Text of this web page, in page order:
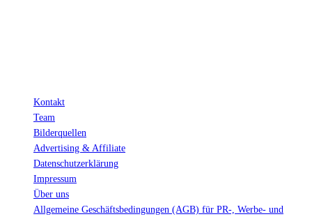
Kontakt
Team
Bilderquellen
Advertising & Affiliate
Datenschutzerklärung
Impressum
Über uns
Allgemeine Geschäftsbedingungen (AGB) für PR-, Werbe- und